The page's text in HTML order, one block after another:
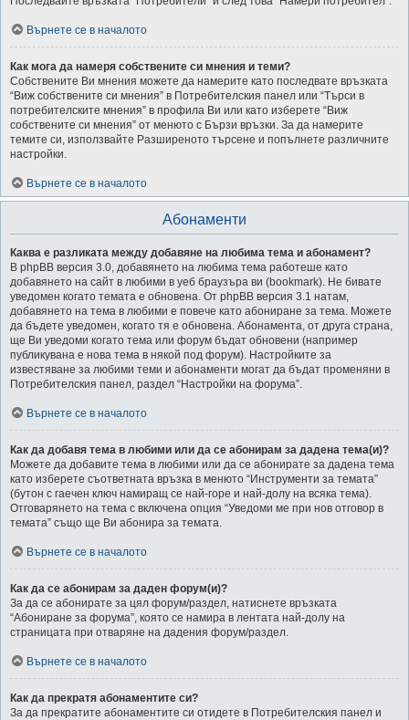
Върнете се в началото
Как мога да намеря собствените си мнения и теми?
Собствените Ви мнения можете да намерите като последвате връзката
“Виж собствените си мнения” в Потребителския панел или “Търси в
потребителските мнения” в профила Ви или като изберете “Виж
собствените си мнения” от менюто с Бързи връзки. За да намерите
темите си, използвайте Разширеното търсене и попълнете различните
настройки.
Върнете се в началото
Абонаменти
Каква е разликата между добавяне на любима тема и абонамент?
В phpBB версия 3.0, добавянето на любима тема работеше като
добавянето на сайт в любими в уеб браузъра ви (bookmark). Не бивате
уведомен когато темата е обновена. От phpBB версия 3.1 натам,
добавянето на тема в любими е повече като абониране за тема. Можете
да бъдете уведомен, когато тя е обновена. Абонамента, от друга страна,
ще Ви уведоми когато тема или форум бъдат обновени (например
публикувана е нова тема в някой под форум). Настройките за
известяване за любими теми и абонаменти могат да бъдат променяни в
Потребителския панел, раздел “Настройки на форума”.
Върнете се в началото
Как да добавя тема в любими или да се абонирам за дадена тема(и)?
Можете да добавите тема в любими или да се абонирате за дадена тема
като изберете съответната връзка в менюто “Инструменти за темата”
(бутон с гаечен ключ намиращ се най-горе и най-долу на всяка тема).
Отговарянето на тема с включена опция “Уведоми ме при нов отговор в
темата” също ще Ви абонира за темата.
Върнете се в началото
Как да се абонирам за даден форум(и)?
За да се абонирате за цял форум/раздел, натиснете връзката
“Абониране за форума”, която се намира в лентата най-долу на
страницата при отваряне на дадения форум/раздел.
Върнете се в началото
Как да прекратя абонаментите си?
За да прекратите абонаментите си отидете в Потребителския панел и